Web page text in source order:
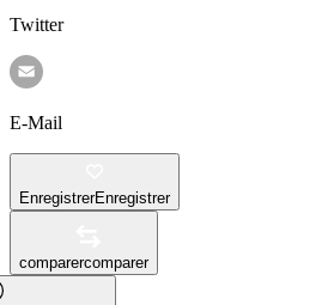
Twitter
E-Mail
EnregistrerEnregistrer
comparercomparer